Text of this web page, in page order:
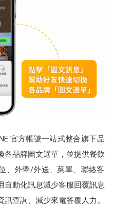
官方帳號一站式整合旗下品
各品牌圖文選單，並提供餐飲
、外帶/外送、菜單、聯絡客
自動化訊息減少客服回覆訊息
查詢、減少來電答覆人力。